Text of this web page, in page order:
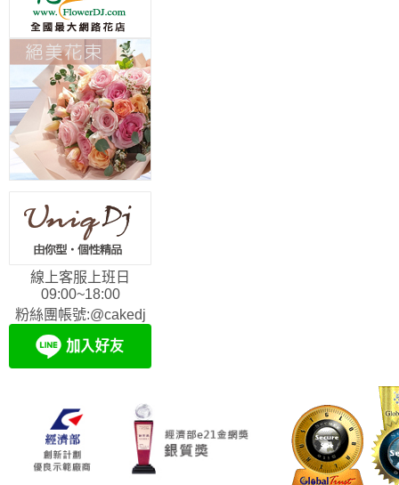
線上客服上班日
09:00~18:00
粉絲團帳號:@cakedj